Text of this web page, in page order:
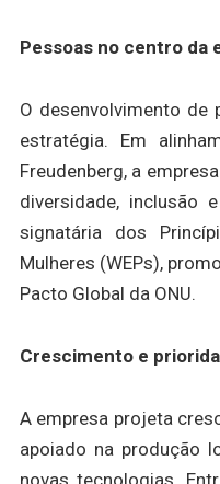
Pessoas no centro da
O desenvolvimento de
estratégia. Em
Freudenberg, a
diversidade, inclusão
signatária dos
Mulheres (WEPs),
Pacto Global da ONU.
Crescimento e
A empresa projeta
apoiado na produção
novas tecnologias.